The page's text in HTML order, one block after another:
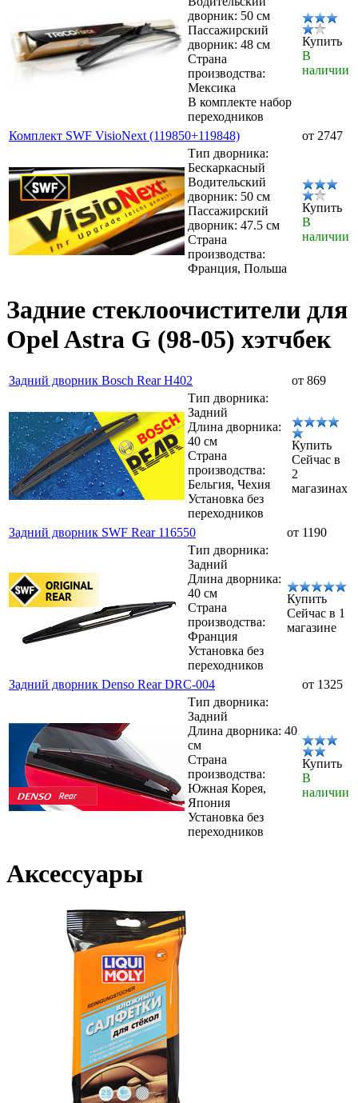
дворник: 50 см
Пассажирский
дворник: 48 см
Страна
производства:
Мексика
В комплекте набор
переходников
Купить
В
наличии
Комплект SWF VisioNext (119850+119848)
от 2747
Тип дворника:
Бескаркасный
Водительский
дворник: 50 см
Пассажирский
дворник: 47.5 см
Страна
производства:
Франция, Польша
Купить
В
наличии
Задние стеклоочистители для
Opel Astra G (98-05) хэтчбек
Задний дворник Bosch Rear H402
от 869
Тип дворника:
Задний
Длина дворника:
40 см
Страна
производства:
Бельгия, Чехия
Установка без
переходников
Купить
Сейчас в
2
магазинах
Задний дворник SWF Rear 116550
от 1190
Тип дворника:
Задний
Длина дворника:
40 см
Страна
производства:
Франция
Установка без
переходников
Купить
Сейчас в 1
магазине
Задний дворник Denso Rear DRC-004
от 1325
Тип дворника:
Задний
Длина дворника: 40
см
Страна
производства:
Южная Корея,
Япония
Установка без
переходников
Купить
В
наличии
Аксессуары